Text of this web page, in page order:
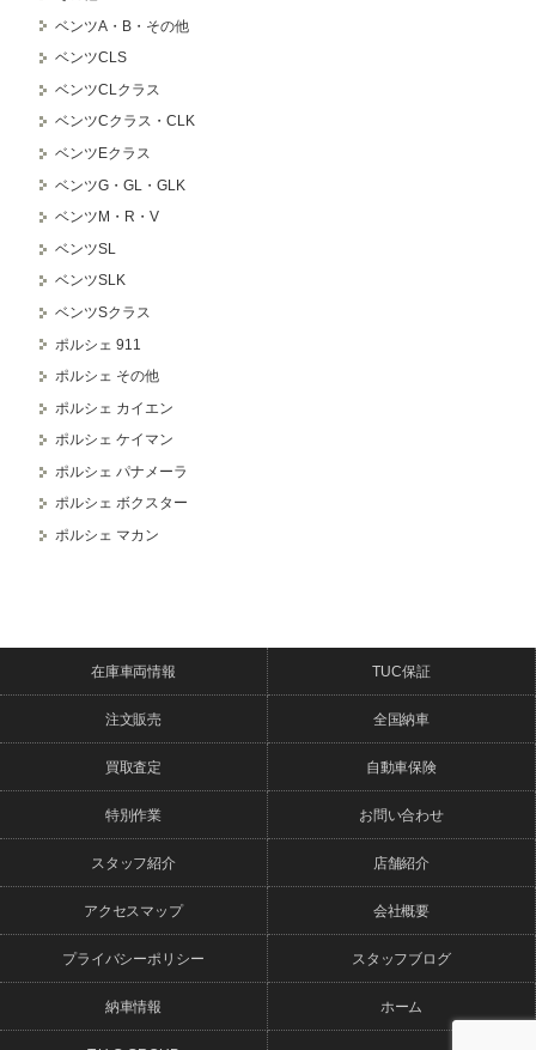
ベンツA・B・その他
ベンツCLS
ベンツCLクラス
ベンツCクラス・CLK
ベンツEクラス
ベンツG・GL・GLK
ベンツM・R・V
ベンツSL
ベンツSLK
ベンツSクラス
ポルシェ 911
ポルシェ その他
ポルシェ カイエン
ポルシェ ケイマン
ポルシェ パナメーラ
ポルシェ ボクスター
ポルシェ マカン
在庫車両情報 TUC保証
注文販売 全国納車
買取査定 自動車保険
特別作業 お問い合わせ
スタッフ紹介 店舗紹介
アクセスマップ 会社概要
プライバシーポリシー スタッフブログ
納車情報 ホーム